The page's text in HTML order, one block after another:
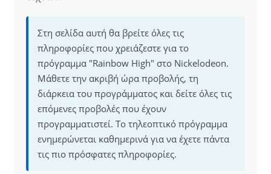
Στη σελίδα αυτή θα βρείτε όλες τις
πληροφορίες που χρειάζεστε για το
πρόγραμμα "Rainbow High" στο Nickelodeon.
Μάθετε την ακριβή ώρα προβολής, τη
διάρκεια του προγράμματος και δείτε όλες τις
επόμενες προβολές που έχουν
προγραμματιστεί. Το τηλεοπτικό πρόγραμμα
ενημερώνεται καθημερινά για να έχετε πάντα
τις πιο πρόσφατες πληροφορίες.